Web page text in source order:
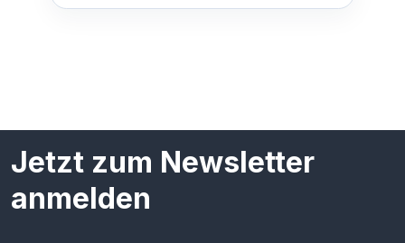
Jetzt zum Newsletter
anmelden